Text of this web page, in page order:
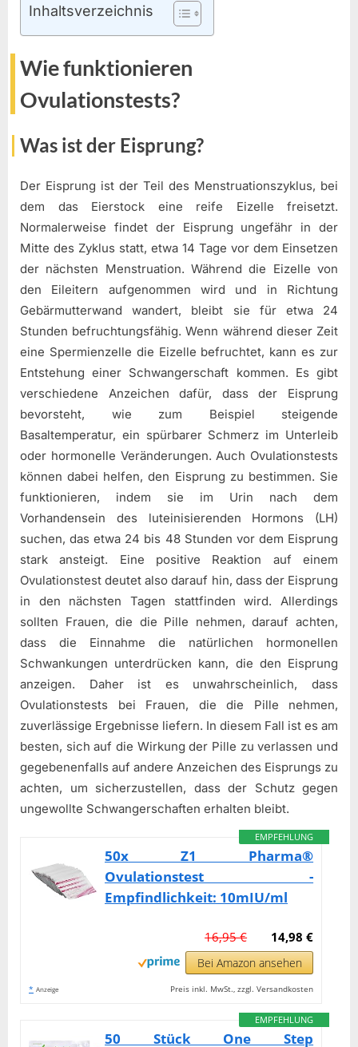
Inhaltsverzeichnis
Wie funktionieren
Ovulationstests?
Was ist der Eisprung?
Der Eisprung ist der Teil des Menstruationszyklus, bei
dem das Eierstock eine reife Eizelle freisetzt.
Normalerweise findet der Eisprung ungefähr in der
Mitte des Zyklus statt, etwa 14 Tage vor dem Einsetzen
der nächsten Menstruation. Während die Eizelle von
den Eileitern aufgenommen wird und in Richtung
Gebärmutterwand wandert, bleibt sie für etwa 24
Stunden befruchtungsfähig. Wenn während dieser Zeit
eine Spermienzelle die Eizelle befruchtet, kann es zur
Entstehung einer Schwangerschaft kommen. Es gibt
verschiedene Anzeichen dafür, dass der Eisprung
bevorsteht, wie zum Beispiel steigende
Basaltemperatur, ein spürbarer Schmerz im Unterleib
oder hormonelle Veränderungen. Auch Ovulationstests
können dabei helfen, den Eisprung zu bestimmen. Sie
funktionieren, indem sie im Urin nach dem
Vorhandensein des luteinisierenden Hormons (LH)
suchen, das etwa 24 bis 48 Stunden vor dem Eisprung
stark ansteigt. Eine positive Reaktion auf einem
Ovulationstest deutet also darauf hin, dass der Eisprung
in den nächsten Tagen stattfinden wird. Allerdings
sollten Frauen, die die Pille nehmen, darauf achten,
dass die Einnahme die natürlichen hormonellen
Schwankungen unterdrücken kann, die den Eisprung
anzeigen. Daher ist es unwahrscheinlich, dass
Ovulationstests bei Frauen, die die Pille nehmen,
zuverlässige Ergebnisse liefern. In diesem Fall ist es am
besten, sich auf die Wirkung der Pille zu verlassen und
gegebenenfalls auf andere Anzeichen des Eisprungs zu
achten, um sicherzustellen, dass der Schutz gegen
ungewollte Schwangerschaften erhalten bleibt.
EMPFEHLUNG
50x Z1 Pharma®
Ovulationstest -
Empfindlichkeit: 10mIU/ml
14,98 €
16,95 €
Bei Amazon ansehen
* Anzeige Preis inkl. MwSt., zzgl. Versandkosten
EMPFEHLUNG
50 Stück One Step